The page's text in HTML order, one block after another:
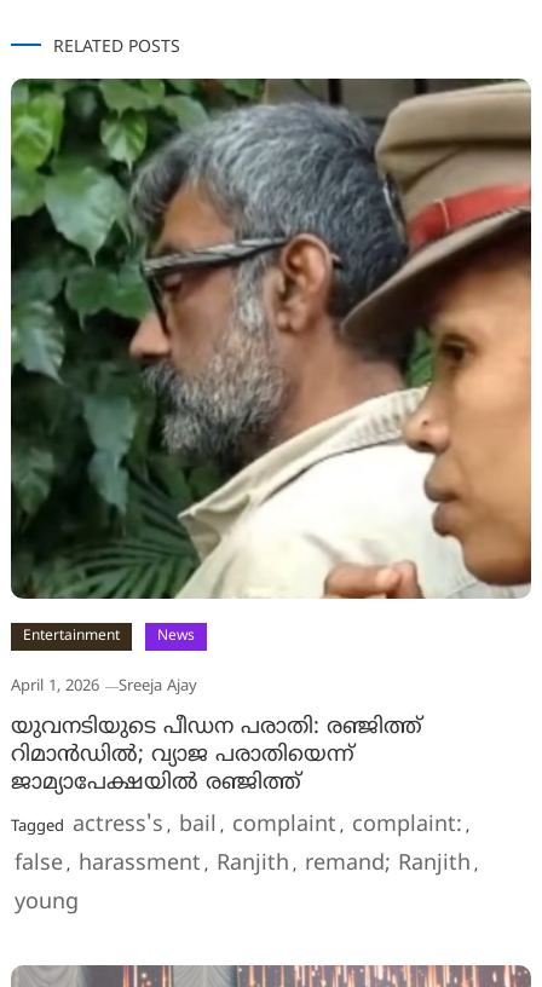
RELATED POSTS
Entertainment News
April 1, 2026 Sreeja Ajay
യുവനടിയുടെ പീഡന പരാതി: രഞ്ജിത്ത്
റിമാന്‍ഡില്‍; വ്യാജ പരാതിയെന്ന്
ജാമ്യാപേക്ഷയില്‍ രഞ്ജിത്ത്
Tagged actress's , bail , complaint , complaint: ,
false, harassment , Ranjith , remand; Ranjith ,
young